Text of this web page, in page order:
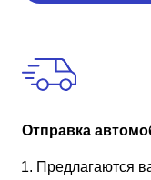
Отправка
Предлагаются